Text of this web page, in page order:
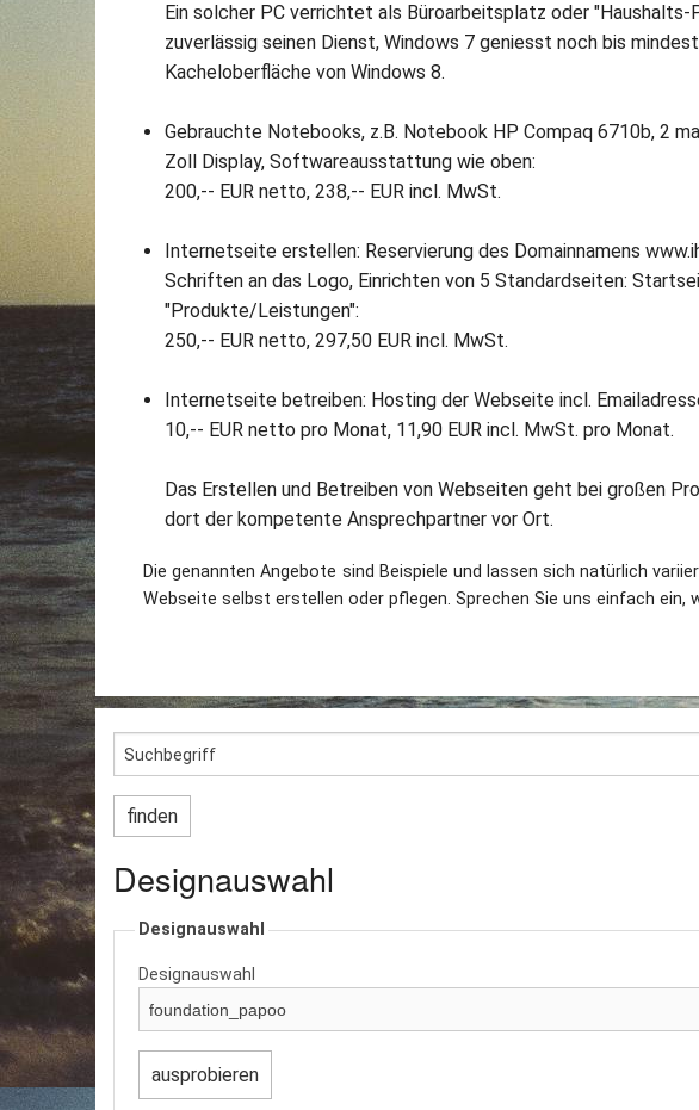
Ein solcher PC verrichtet als Büroarbeitsplatz oder
zuverlässig seinen Dienst, Windows 7 geniesst noch bis
Kacheloberfläche von Windows 8.
Gebrauchte Notebooks, z.B. Notebook HP Compaq 6710b, 2
Zoll Display, Softwareausstattung wie oben:
200,-- EUR netto, 238,-- EUR incl. MwSt.
Internetseite erstellen: Reservierung des Domainnamens
Schriften an das Logo, Einrichten von 5 Standardseiten:
"Produkte/Leistungen":
250,-- EUR netto, 297,50 EUR incl. MwSt.
Internetseite betreiben: Hosting der Webseite incl.
10,-- EUR netto pro Monat, 11,90 EUR incl. MwSt. pro Monat.
Das Erstellen und Betreiben von Webseiten geht bei großen
dort der kompetente Ansprechpartner vor Ort.
Die genannten Angebote sind Beispiele und lassen sich natürlich
Webseite selbst erstellen oder pflegen. Sprechen Sie uns einfach ein,
Designauswahl
Designauswahl
Designauswahl